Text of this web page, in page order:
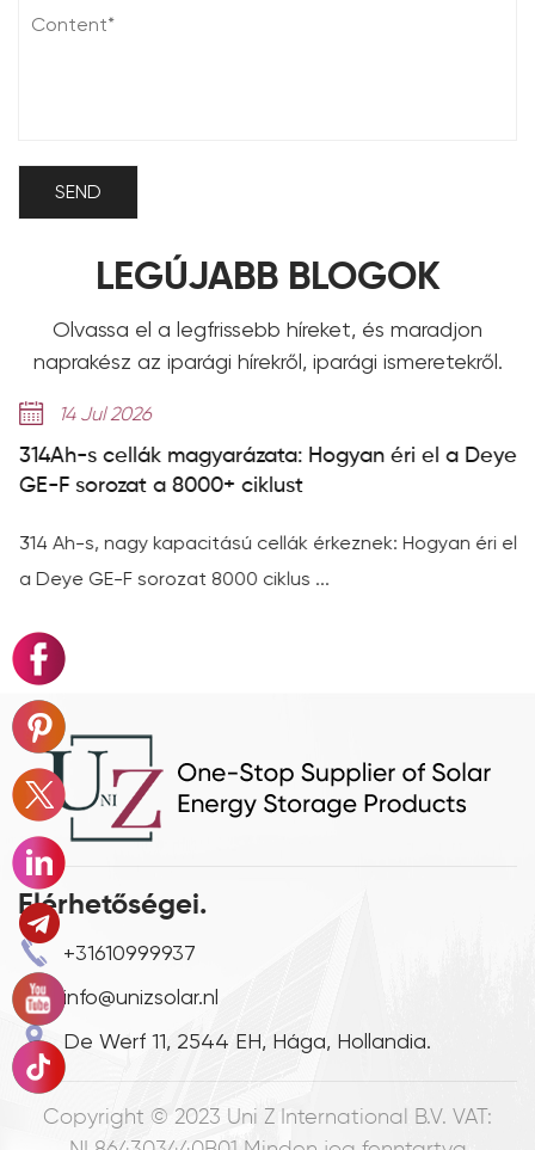
LEGÚJABB BLOGOK
Olvassa el a legfrissebb híreket, és maradjon
naprakész az iparági hírekről, iparági ismeretekről.
14 Jul 2026
314Ah-s cellák magyarázata: Hogyan éri el a Deye
GE-F sorozat a 8000+ ciklust
314 Ah-s, nagy kapacitású cellák érkeznek: Hogyan éri el
a Deye GE-F sorozat 8000 ciklus ...
Elérhetőségei.
+31610999937
info@unizsolar.nl
De Werf 11, 2544 EH, Hága, Hollandia.
Copyright © 2023 Uni Z International B.V. VAT: